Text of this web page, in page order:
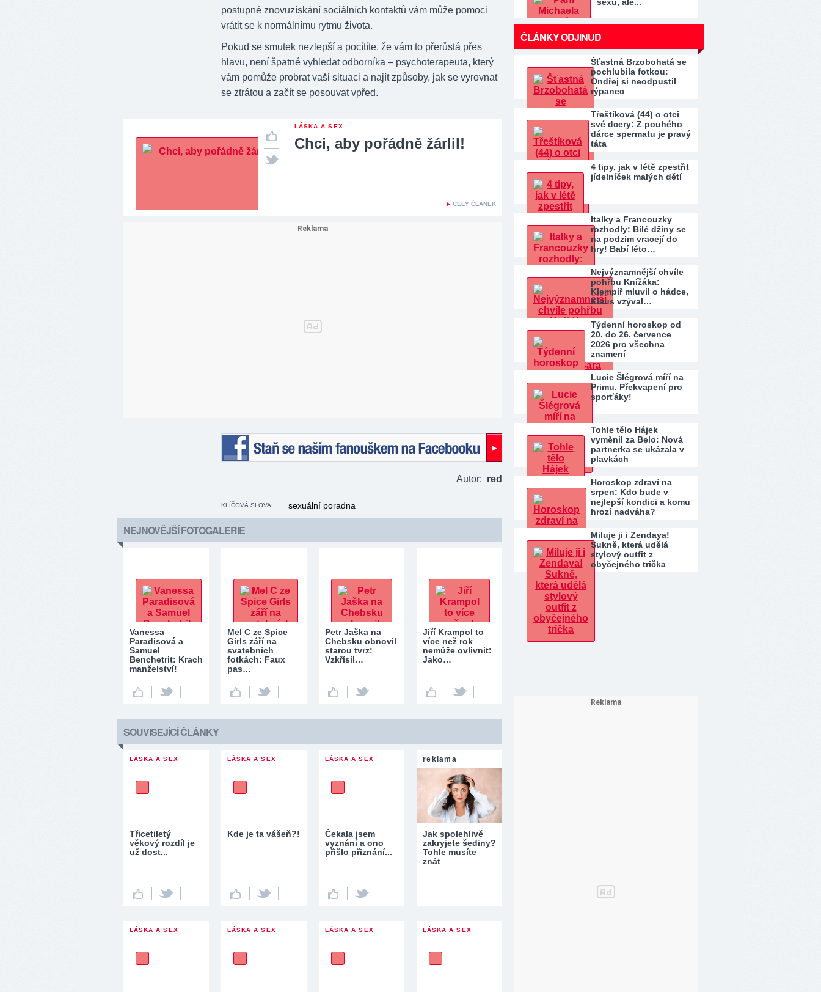
postupné znovuzískání sociálních kontaktů vám může pomoci
vrátit se k normálnímu rytmu života.
Pokud se smutek nezlepší a pocítíte, že vám to přerůstá přes
hlavu, není špatné vyhledat odborníka – psychoterapeuta, který
vám pomůže probrat vaši situaci a najít způsoby, jak se vyrovnat
se ztrátou a začít se posouvat vpřed.
LÁSKA A SEX
Chci, aby pořádně žárlil!
CELÝ ČLÁNEK
Autor: red
KLÍČOVÁ SLOVA: sexuální poradna
NEJNOVĚJŠÍ FOTOGALERIE
Vanessa
Paradisová a
Samuel
Benchetrit: Krach
manželství!
Mel C ze Spice
Girls září na
svatebních
fotkách: Faux
pas…
Petr Jaška na
Chebsku obnovil
starou tvrz:
Vzkřísil…
Jiří Krampol to
více než rok
nemůže ovlivnit:
Jako…
SOUVISEJÍCÍ ČLÁNKY
LÁSKA A SEX
Třicetiletý
věkový rozdíl je
už dost...
LÁSKA A SEX
Kde je ta vášeň?!
LÁSKA A SEX
Čekala jsem
vyznání a ono
přišlo přiznání...
reklama
Jak spolehlivě
zakryjete šediny?
Tohle musíte
znát
LÁSKA A SEX LÁSKA A SEX LÁSKA A SEX LÁSKA A SEX
ČLÁNKY ODJINUD
Šťastná Brzobohatá se
pochlubila fotkou:
Ondřej si neodpustil
rýpanec
Třeštíková (44) o otci
své dcery: Z pouhého
dárce spermatu je pravý
táta
4 tipy, jak v létě zpestřit
jídelníček malých dětí
Italky a Francouzky
rozhodly: Bílé džíny se
na podzim vracejí do
hry! Babí léto…
Nejvýznamnější chvíle
pohřbu Knížáka:
Klempíř mluvil o hádce,
Klaus vzýval…
Týdenní horoskop od
20. do 26. července
2026 pro všechna
znamení
Lucie Šlégrová míří na
Primu. Překvapení pro
sporťáky!
Tohle tělo Hájek
vyměnil za Belo: Nová
partnerka se ukázala v
plavkách
Horoskop zdraví na
srpen: Kdo bude v
nejlepší kondici a komu
hrozí nadváha?
Miluje ji i Zendaya!
Sukně, která udělá
stylový outfit z
obyčejného trička